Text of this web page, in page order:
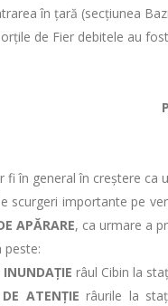
în ţară (secţiunea
de Fier debitele au
fi în general în creștere ca
scurgeri importante pe
APĂRARE, ca urmare a
peste:
râul Cibin la
ATENȚIE râurile la